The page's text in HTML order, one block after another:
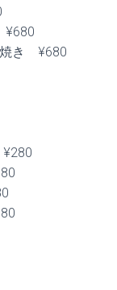
¥680
焼き ¥680